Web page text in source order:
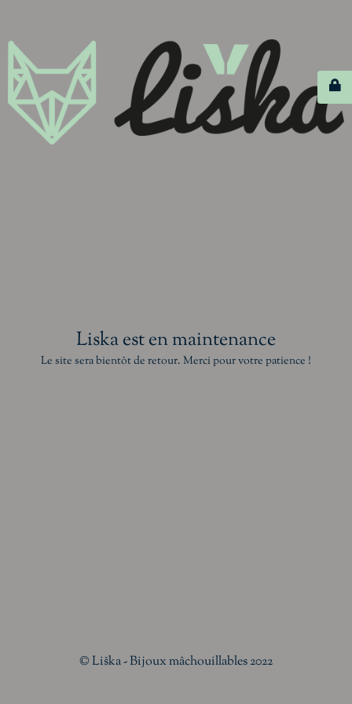
Liska est en maintenance
Le site sera bientôt de retour. Merci pour votre patience !
© Liška - Bijoux mâchouillables 2022